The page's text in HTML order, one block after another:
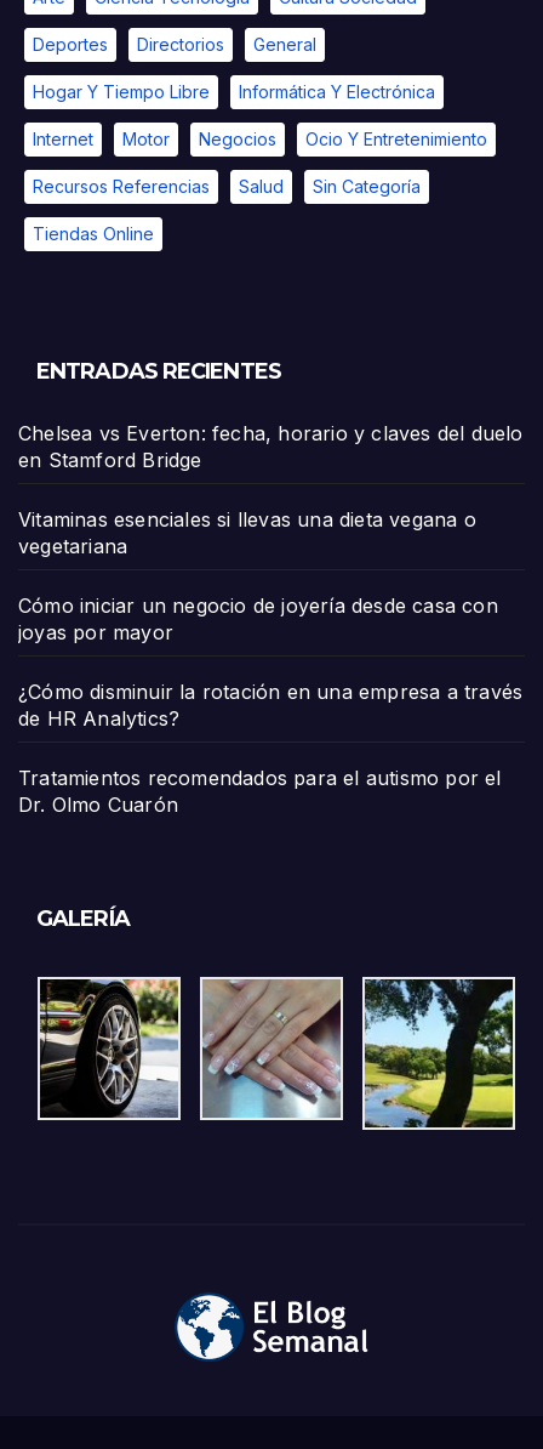
Deportes Directorios General
Hogar Y Tiempo Libre Informática Y Electrónica
Internet Motor Negocios Ocio Y Entretenimiento
Recursos Referencias Salud Sin Categoría
Tiendas Online
ENTRADAS RECIENTES
Chelsea vs Everton: fecha, horario y claves del duelo
en Stamford Bridge
Vitaminas esenciales si llevas una dieta vegana o
vegetariana
Cómo iniciar un negocio de joyería desde casa con
joyas por mayor
¿Cómo disminuir la rotación en una empresa a través
de HR Analytics?
Tratamientos recomendados para el autismo por el
Dr. Olmo Cuarón
GALERÍA